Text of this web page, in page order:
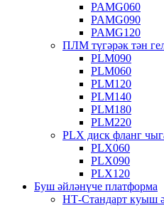
PAMG060
PAMG090
PAMG120
ПЛМ түгәрәк тән
PLM090
PLM060
PLM120
PLM140
PLM180
PLM220
PLX диск фланг
PLX060
PLX090
PLX120
Буш әйләнүче платформа
НТ-Стандарт куыш